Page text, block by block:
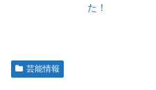
た！
芸能情報